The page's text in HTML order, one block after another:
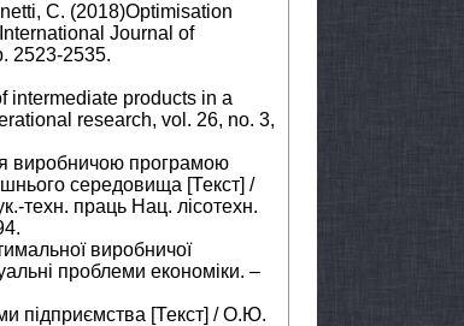
C. (2018)Optimisation
Journal of
2523-2535.
intermediate products in a
research, vol. 26, no. 3,
виробничою програмою
середовища [Текст] /
техн. праць Нац. лісотехн.
виробничої
проблеми економіки. –
підприємства [Текст] / О.Ю.